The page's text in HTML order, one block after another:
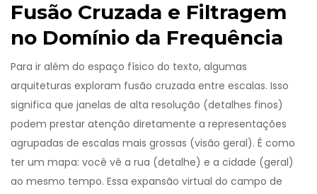
Fusão Cruzada e Filtragem
no Domínio da Frequência
Para ir além do espaço físico do texto, algumas
arquiteturas exploram fusão cruzada entre escalas. Isso
significa que janelas de alta resolução (detalhes finos)
podem prestar atenção diretamente a representações
agrupadas de escalas mais grossas (visão geral). É como
ter um mapa: você vê a rua (detalhe) e a cidade (geral)
ao mesmo tempo. Essa expansão virtual do campo de